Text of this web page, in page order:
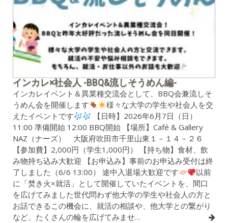
インカレ×社会人 -BBQ&流しそうめん編-
インカレイベント＆異業種交流会として、BBQ会兼流しそ
うめん会を開催します
様々な大学の学生や社会人を交
えたイベントです
【日時】2026年6月7日（日）
11:00 準備開始 12:00 BBQ開始 【場所】Café & Gallery
NAZ（ナーズ） 大阪府吹田市千里山東１－１４－２６
【参加費】2,000円（学生1,000円） 【持ち物】食材、飲
み物持ち込み大歓迎 【お申込み】事前のお申込み受付は終
了しました（6/6 13:00） 途中入退場大歓迎です
以前
に「焚き火×就活」として開催していたイベントを、間口
を広げてみました世代問わず他大学の学生や社会人の方と
お話できるこの機会に、就活の相談や、他大学との繋がり
など、たくさんの輪を広げてみませ…